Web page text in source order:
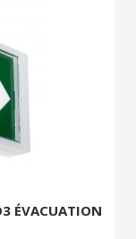
ÉVACUATION